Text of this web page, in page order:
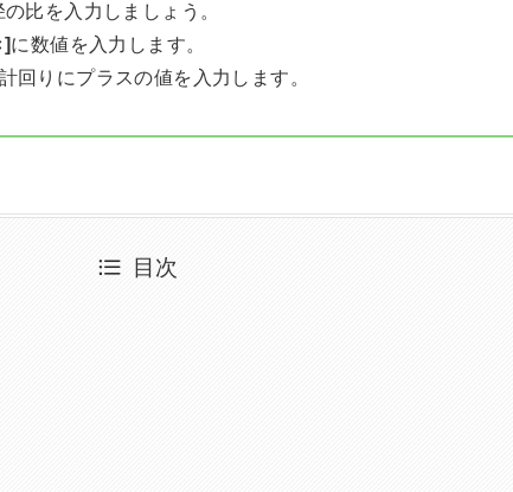
比を入力しましょう。
]に数値を入力します。
回りにプラスの値を入力します。
目次